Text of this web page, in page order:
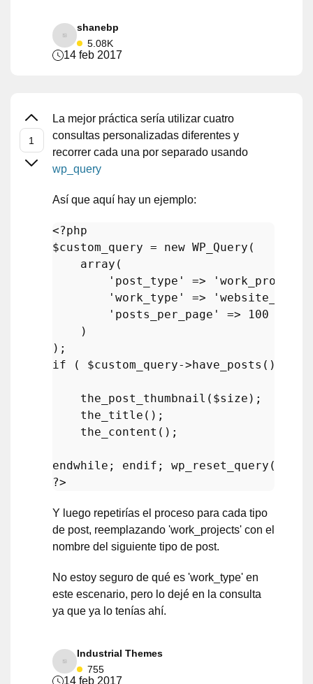
shanebp
5.08K
14 feb 2017
La mejor práctica sería utilizar cuatro
consultas personalizadas diferentes y
recorrer cada una por separado usando
wp_query
Así que aquí hay un ejemplo:
<?php
$custom_query = new WP_Query (
array (
'post_type'
=>
'work_type'
=>
'posts_per_page'
=>
100
    )
if ( $custom_query->have_posts () ) :
the_post_thumbnail ( $size );
the_title ();
the_content ();
endwhile ; endif ; wp_reset_query
?>
Y luego repetirías el proceso para cada tipo
de post, reemplazando 'work_projects' con el
nombre del siguiente tipo de post.
No estoy seguro de qué es 'work_type' en
este escenario, pero lo dejé en la consulta
ya que ya lo tenías ahí.
Industrial Themes
755
14 feb 2017